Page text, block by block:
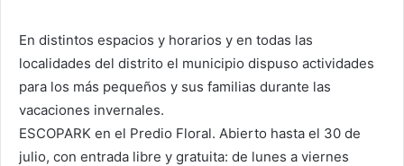
En distintos espacios y horarios y en todas las
localidades del distrito el municipio dispuso actividades
para los más pequeños y sus familias durante las
vacaciones invernales.
ESCOPARK en el Predio Floral. Abierto hasta el 30 de
julio, con entrada libre y gratuita: de lunes a viernes